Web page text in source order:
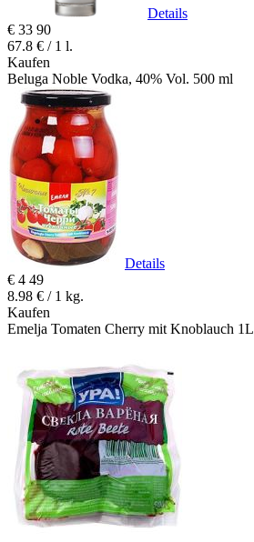
Details
€ 33 90
67.8 € / 1 l.
Kaufen
Beluga Noble Vodka, 40% Vol. 500 ml
Details
€ 4 49
8.98 € / 1 kg.
Kaufen
Emelja Tomaten Cherry mit Knoblauch 1L